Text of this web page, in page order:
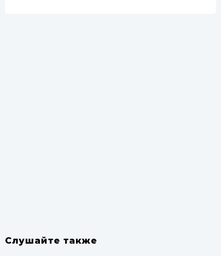
Слушайте также